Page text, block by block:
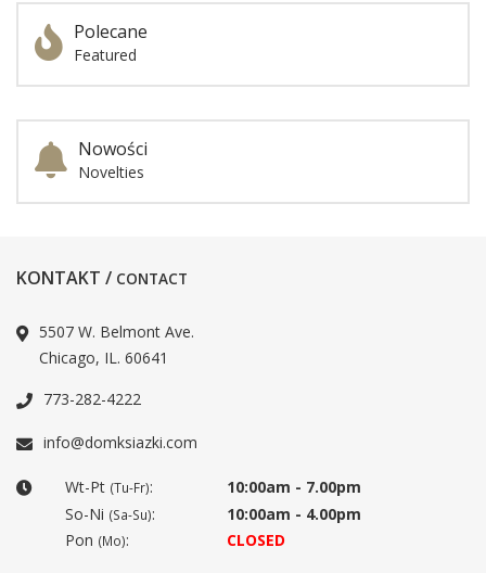
Polecane
Featured
Nowości
Novelties
KONTAKT / CONTACT
5507 W. Belmont Ave.
Chicago, IL. 60641
773-282-4222
info@domksiazki.com
Wt-Pt (Tu-Fr):
10:00am - 7.00pm
So-Ni (Sa-Su):
10:00am - 4.00pm
Pon (Mo): CLOSED